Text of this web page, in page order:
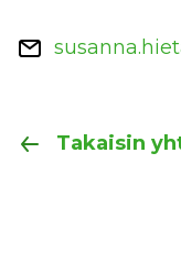
Takaisin